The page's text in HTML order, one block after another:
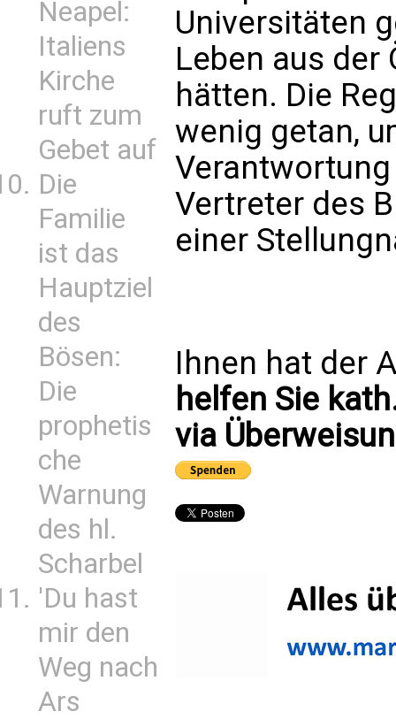
Neapel:
Italiens
Kirche
ruft zum
Gebet auf
Die
Familie
ist das
Hauptziel
des
Bösen:
Die
prophetis
che
Warnung
des hl.
Scharbel
'Du hast
mir den
Weg nach
Ars
Universitäten
Leben aus
hätten. Die
wenig getan,
Vertreter des
einer
Ihnen hat der
helfen Sie
via